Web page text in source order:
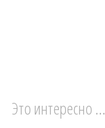
Это интересно ...